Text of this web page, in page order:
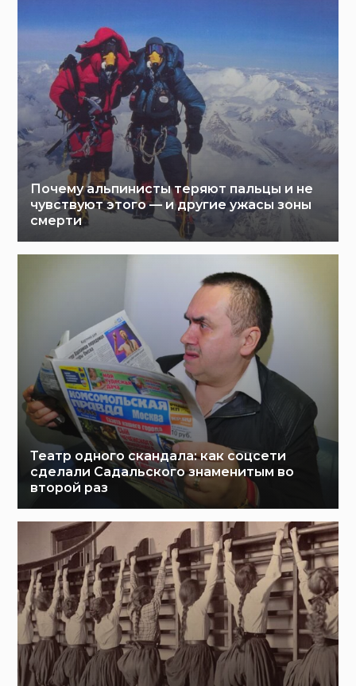
Почему альпинисты теряют пальцы и не
чувствуют этого — и другие ужасы зоны
смерти
Театр одного скандала: как соцсети
сделали Садальского знаменитым во
второй раз